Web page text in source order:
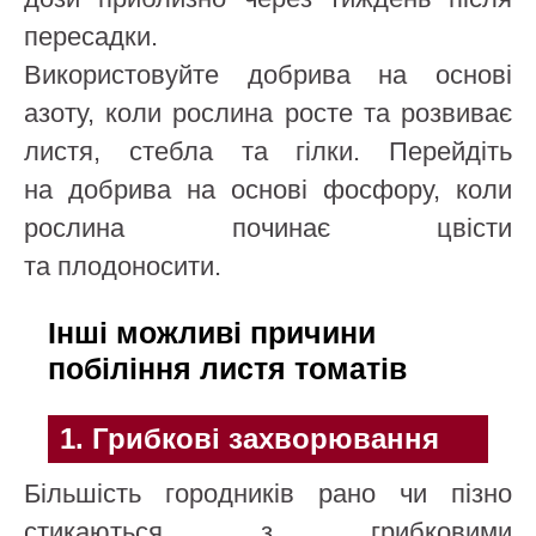
пересадки.
Використовуйте добрива на основі
азоту, коли рослина росте та розвиває
листя, стебла та гілки. Перейдіть
на добрива на основі фосфору, коли
рослина починає цвісти
та плодоносити.
Інші можливі причини
побіління листя томатів
1. Грибкові захворювання
Більшість городників рано чи пізно